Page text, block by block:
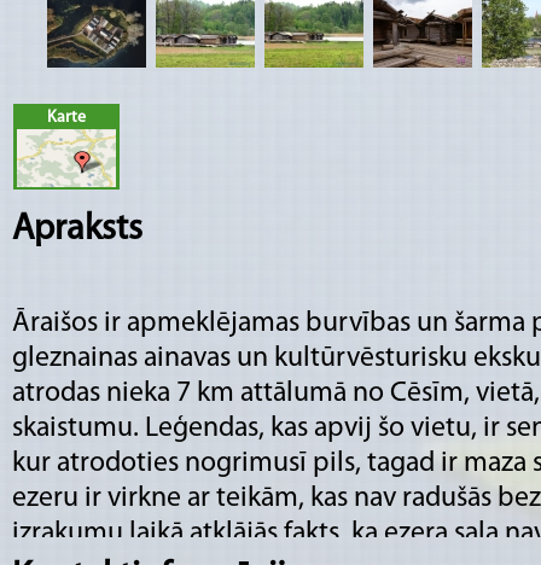
Karte
Apraksts
Āraišos ir apmeklējamas burvības un šarma
gleznainas ainavas un kultūrvēsturisku
atrodas nieka 7 km attālumā no Cēsīm,
skaistumu. Leģendas, kas apvij šo vietu, ir
kur atrodoties nogrimusī pils, tagad ir maza
ezeru ir virkne ar teikām, kas nav radušās
izrakumu laikā atklājās fakts, ka ezera sala